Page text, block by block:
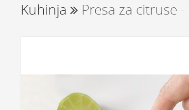
Kuhinja Presa za citruse -